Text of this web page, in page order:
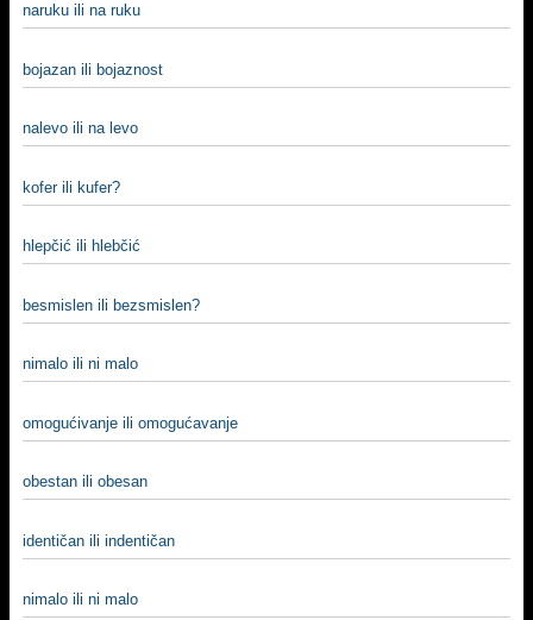
naruku ili na ruku
bojazan ili bojaznost
nalevo ili na levo
kofer ili kufer?
hlepčić ili hlebčić
besmislen ili bezsmislen?
nimalo ili ni malo
omogućivanje ili omogućavanje
obestan ili obesan
identičan ili indentičan
nimalo ili ni malo